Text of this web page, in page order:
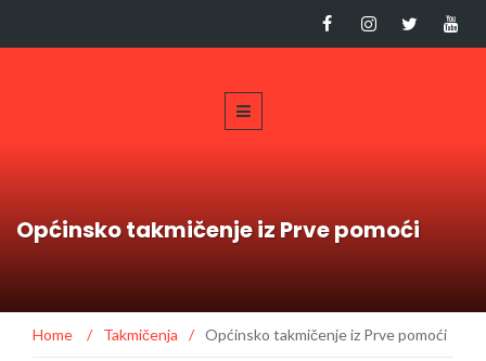
Općinsko takmičenje iz Prve pomoći
Home / Takmičenja / Općinsko takmičenje iz Prve pomoći